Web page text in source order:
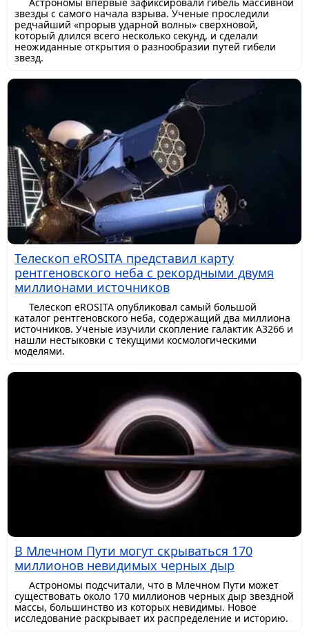
звезды с самого начала взрыва. Ученые проследили
редчайший «прорыв ударной волны» сверхновой,
который длился всего несколько секунд, и сделали
неожиданные открытия о разнообразии путей гибели
звезд.
Телескоп eROSITA представил карту
рентгеновского неба с рекордными двумя
миллионами источников
Телескоп eROSITA опубликовал самый большой
каталог рентгеновского неба, содержащий два миллиона
источников. Ученые изучили скопление галактик A3266 и
нашли нестыковки с текущими космологическими
моделями.
В Млечном Пути могут скрываться 170
миллионов невидимых черных дыр
Астрономы подсчитали, что в Млечном Пути может
существовать около 170 миллионов черных дыр звездной
массы, большинство из которых невидимы. Новое
исследование раскрывает их распределение и историю.